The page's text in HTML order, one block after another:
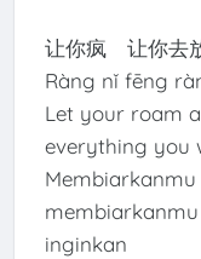
让你疯 让你去
Ràng nǐ fēng
Let your roam
everything you
inginkan